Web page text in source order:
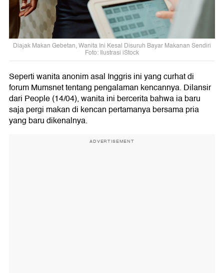
Diajak Makan Gebetan, Wanita Ini Kesal Disuruh Bayar Makanan Sendiri
Foto: Ilustrasi iStock
Seperti wanita anonim asal Inggris ini yang curhat di
forum Mumsnet tentang pengalaman kencannya. Dilansir
dari People (14/04), wanita ini bercerita bahwa ia baru
saja pergi makan di kencan pertamanya bersama pria
yang baru dikenalnya.
ADVERTISEMENT